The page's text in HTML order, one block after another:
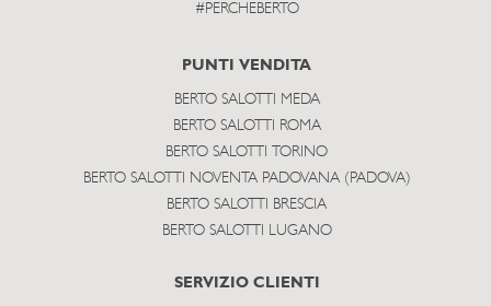
#PERCHEBERTO
PUNTI VENDITA
BERTO SALOTTI MEDA
BERTO SALOTTI ROMA
BERTO SALOTTI TORINO
BERTO SALOTTI NOVENTA PADOVANA (PADOVA)
BERTO SALOTTI BRESCIA
BERTO SALOTTI LUGANO
SERVIZIO CLIENTI